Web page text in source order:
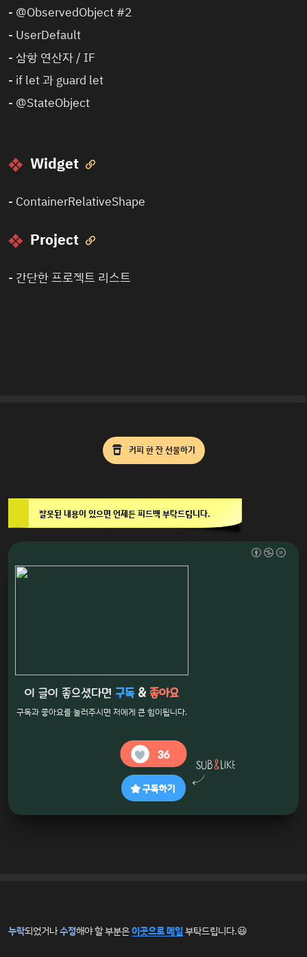
- @ObservedObject #2
- UserDefault
- 삼항 연산자 / IF
- if let 과 guard let
- @StateObject
Widget 
- ContainerRelativeShape
Project 
- 간단한 프로젝트 리스트
커피 한 잔 선물하기
잘못된 내용이 있으면 언제든 피드백 부탁드립니다.
이 글이 좋으셨다면 구독& 좋아요
구독과 좋아요를 눌러주시면 저에게 큰 힘이됩니다.
36
구독하기
누락되었거나수정해야 할 부분은이곳으로 메일부탁드립니다.😃